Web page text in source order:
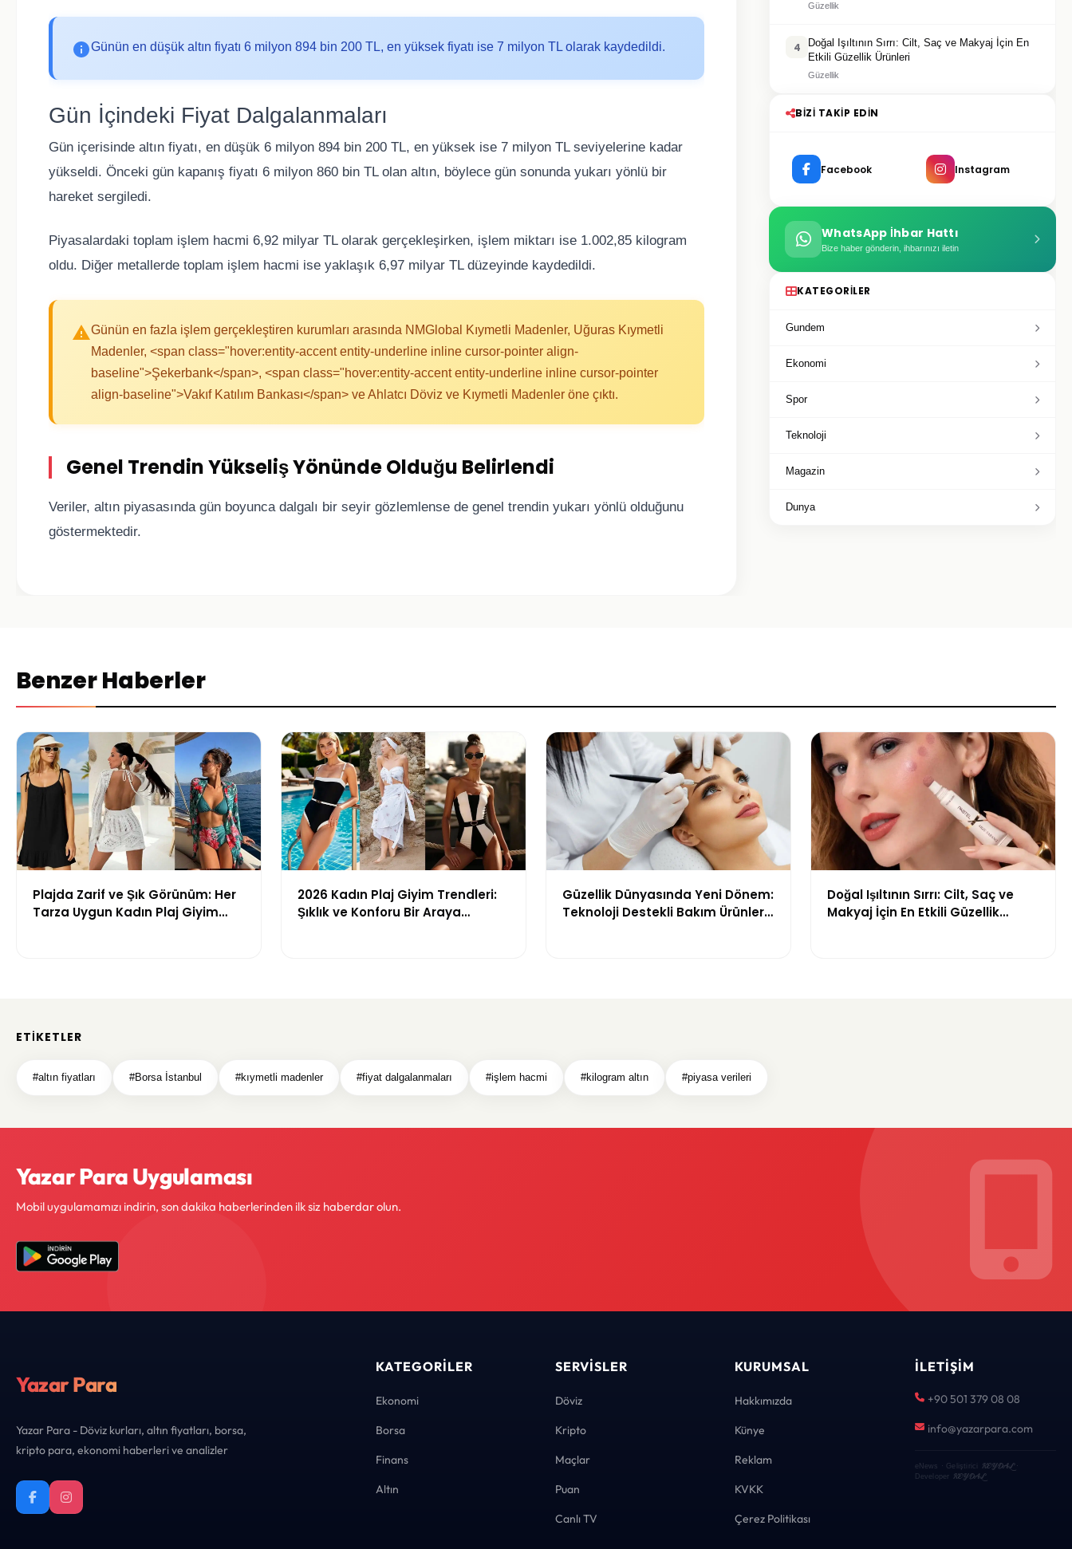
Günün en düşük altın fiyatı 6 milyon 894 bin 200 TL, en yüksek fiyatı ise 7 milyon TL olarak kaydedildi.
Gün İçindeki Fiyat Dalgalanmaları
Gün içerisinde altın fiyatı, en düşük 6 milyon 894 bin 200 TL, en yüksek ise 7 milyon TL seviyelerine kadar
yükseldi. Önceki gün kapanış fiyatı 6 milyon 860 bin TL olan altın, böylece gün sonunda yukarı yönlü bir
hareket sergiledi.
Piyasalardaki toplam işlem hacmi 6,92 milyar TL olarak gerçekleşirken, işlem miktarı ise 1.002,85 kilogram
oldu. Diğer metallerde toplam işlem hacmi ise yaklaşık 6,97 milyar TL düzeyinde kaydedildi.
Günün en fazla işlem gerçekleştiren kurumları arasında NMGlobal Kıymetli Madenler, Uğuras Kıymetli
Madenler, <span class="hover:entity-accent entity-underline inline cursor-pointer align-
baseline">Şekerbank</span>, <span class="hover:entity-accent entity-underline inline cursor-pointer
align-baseline">Vakıf Katılım Bankası</span> ve Ahlatcı Döviz ve Kıymetli Madenler öne çıktı.
Genel Trendin Yükseliş Yönünde Olduğu Belirlendi
Veriler, altın piyasasında gün boyunca dalgalı bir seyir gözlemlense de genel trendin yukarı yönlü olduğunu
göstermektedir.
Güzellik
4
Doğal Işıltının Sırrı: Cilt, Saç ve Makyaj İçin En
Etkili Güzellik Ürünleri
Güzellik
BIZI TAKIP EDIN
Facebook Instagram
WhatsApp İhbar Hattı
Bize haber gönderin, ihbarınızı iletin
KATEGORILER
Gundem
Ekonomi
Spor
Teknoloji
Magazin
Dunya
Benzer Haberler
Plajda Zarif ve Şık Görünüm: Her
Tarza Uygun Kadın Plaj Giyim
2026 Kadın Plaj Giyim Trendleri:
Şıklık ve Konforu Bir Araya
Güzellik Dünyasında Yeni Dönem:
Teknoloji Destekli Bakım Ürünleri
Doğal Işıltının Sırrı: Cilt, Saç ve
Makyaj İçin En Etkili Güzellik
ETIKETLER
#altın fiyatları #Borsa İstanbul #kıymetli madenler #fiyat dalgalanmaları #işlem hacmi #kilogram altın #piyasa verileri
Yazar Para Uygulaması
Mobil uygulamamızı indirin, son dakika haberlerinden ilk siz haberdar olun.
Yazar Para
Yazar Para - Döviz kurları, altın fiyatları, borsa,
kripto para, ekonomi haberleri ve analizler
KATEGORILER
Ekonomi
Borsa
Finans
Altın
SERVISLER
Döviz
Kripto
Maçlar
Puan
Canlı TV
KURUMSAL
Hakkımızda
Künye
Reklam
KVKK
Çerez Politikası
İLETIŞIM
+90 501 379 08 08
info@yazarpara.com
eNews · Geliştirici KEYDAL·
Developer
KEYDAL